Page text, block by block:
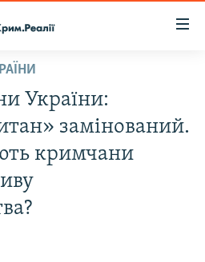
України:
замінований.
кримчани